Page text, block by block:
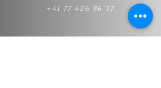
+41 77 426 86 57